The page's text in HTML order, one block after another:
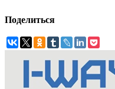
Поделиться